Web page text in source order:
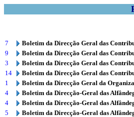
7
Boletim da Direcção Geral das
9
Boletim da Direcção Geral das
3
Boletim da Direcção Geral das
14
Boletim da Direcção Geral das
1
Boletim da Direcção Geral da
4
Boletim da Direcção-Geral das
4
Boletim da Direcção-Geral das
5
Boletim da Direcção-Geral das